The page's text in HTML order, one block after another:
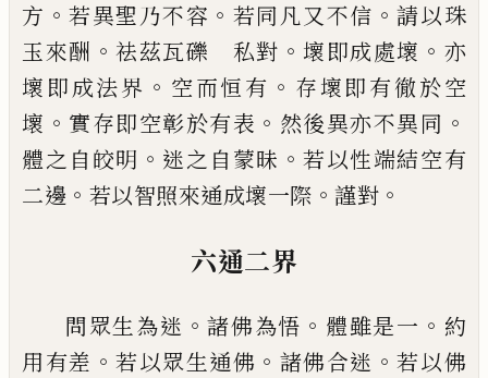
方 。若異聖乃不容 。 若同凡又不信 。請以珠
玉來酬 。祛茲瓦礫 私對 。 壞即成處壞 。 亦
壞即成法界 。 空而恒有 。 存壞即有徹於空
壞 。 實存即空彰於有表 。 然後異亦不異同 。
體之自皎明 。 迷之 自蒙昧 。若以性端結空有
二邊 。 若以智照來通成壞一際 。 謹對 。
六通二界
問眾生為迷 。諸佛為悟 。 體雖是一 。 約
用有差 。若以眾生通佛 。 諸佛合迷 。若以佛